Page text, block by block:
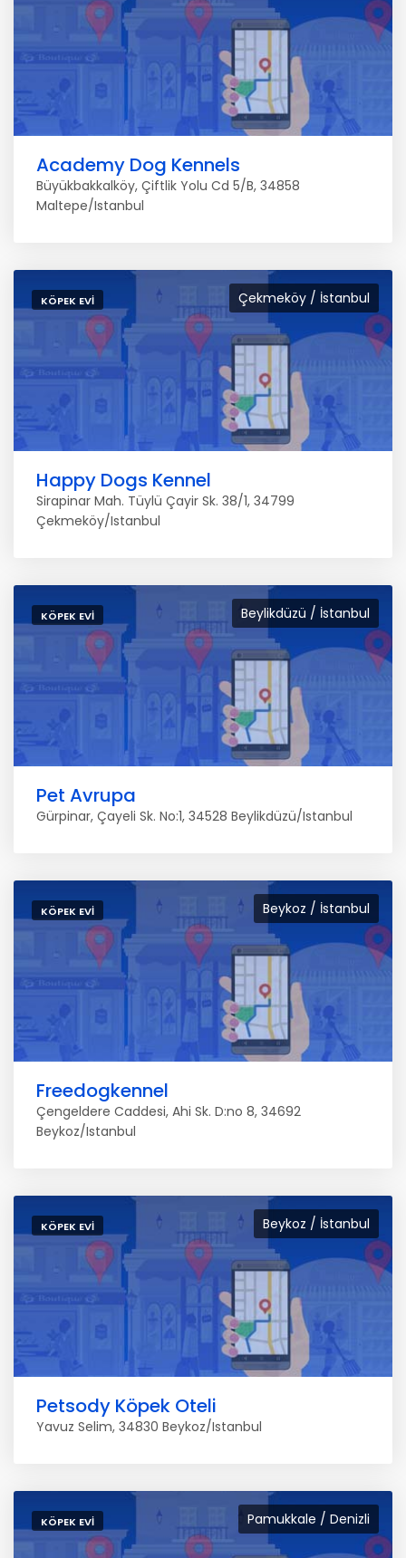
Academy Dog Kennels
Büyükbakkalköy, Çiftlik Yolu Cd 5/B, 34858
Maltepe/Istanbul
Çekmeköy / İstanbul
KÖPEK EVI
Happy Dogs Kennel
Sirapinar Mah. Tüylü Çayir Sk. 38/1, 34799
Çekmeköy/Istanbul
Beylikdüzü / İstanbul
KÖPEK EVI
Pet Avrupa
Gürpinar, Çayeli Sk. No:1, 34528 Beylikdüzü/Istanbul
Beykoz / İstanbul
KÖPEK EVI
Freedogkennel
Çengeldere Caddesi, Ahi Sk. D:no 8, 34692
Beykoz/Istanbul
Beykoz / İstanbul
KÖPEK EVI
Petsody Köpek Oteli
Yavuz Selim, 34830 Beykoz/Istanbul
Pamukkale / Denizli
KÖPEK EVI